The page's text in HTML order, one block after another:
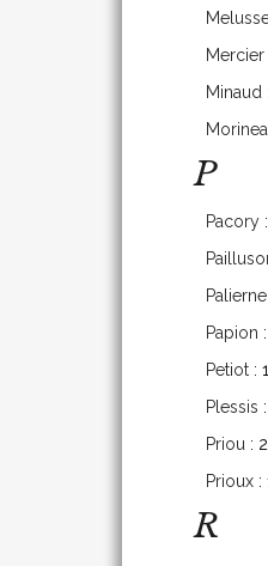
Mercier
Minaud
P
Pacory
Palierne
Papion
Petiot :
Plessis
Priou :
Prioux :
R